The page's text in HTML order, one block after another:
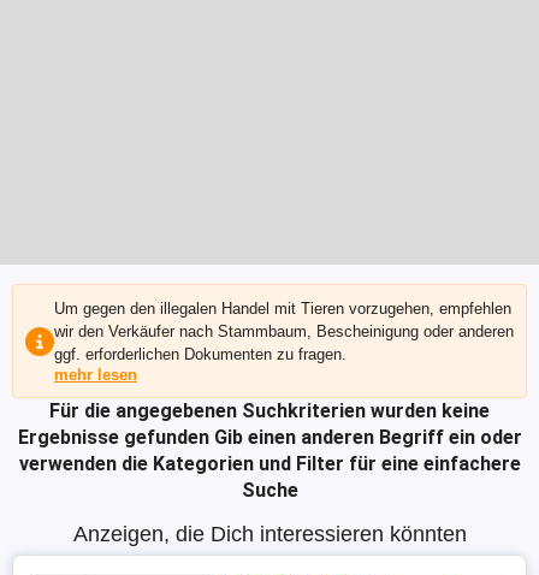
Um gegen den illegalen Handel mit Tieren vorzugehen, empfehlen
wir den Verkäufer nach Stammbaum, Bescheinigung oder anderen
ggf. erforderlichen Dokumenten zu fragen.
mehr lesen
Für die angegebenen Suchkriterien wurden keine
Ergebnisse gefunden Gib einen anderen Begriff ein oder
verwenden die Kategorien und Filter für eine einfachere
Suche
Anzeigen, die Dich interessieren könnten